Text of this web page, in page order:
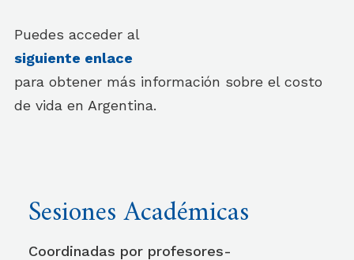
Puedes acceder al
siguiente enlace
para obtener más información sobre el costo
de vida en Argentina.
Sesiones Académicas
Coordinadas por profesores-